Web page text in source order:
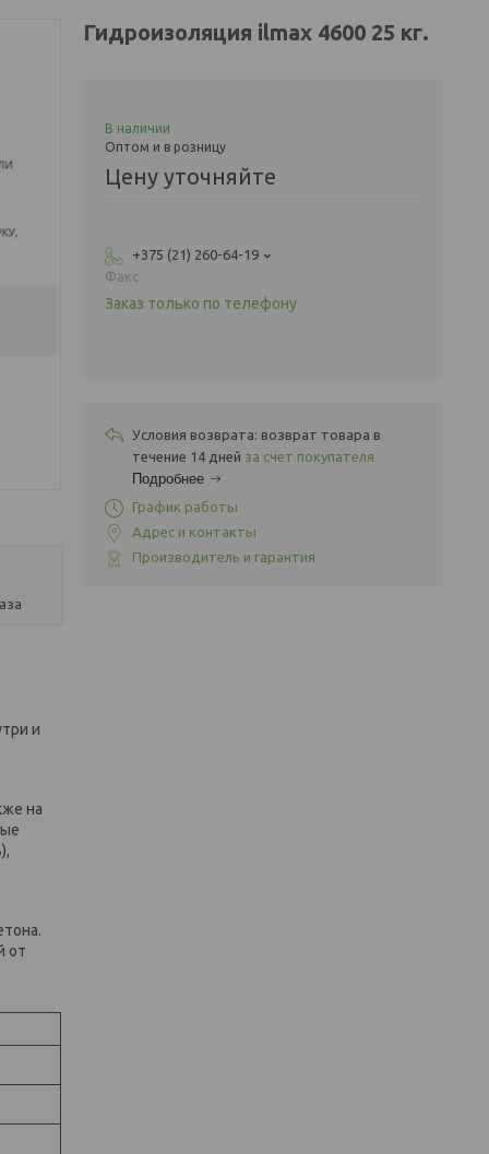
и
на
от
Гидроизоляция ilmax 4600 25 кг.
В наличии
Оптом и в розницу
Цену уточняйте
+375 (21) 260-64-19
Факс
Заказ только по телефону
возврат товара в
течение 14 дней за счет покупателя
Подробнее
График работы
Адрес и контакты
Производитель и гарантия